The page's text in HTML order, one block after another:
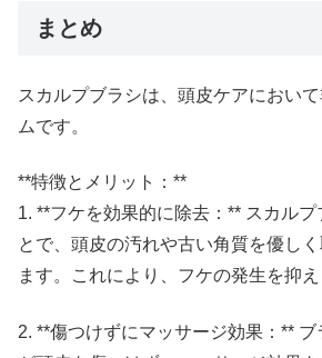
まとめ
スカルプブラシは、頭皮ケアにおい
ムです。
**特徴とメリット：**
1. **フケを効果的に除去：** スカル
とで、頭皮の汚れや古い角質を優し
ます。これにより、フケの発生を抑え
2. **傷つけずにマッサージ効果：**